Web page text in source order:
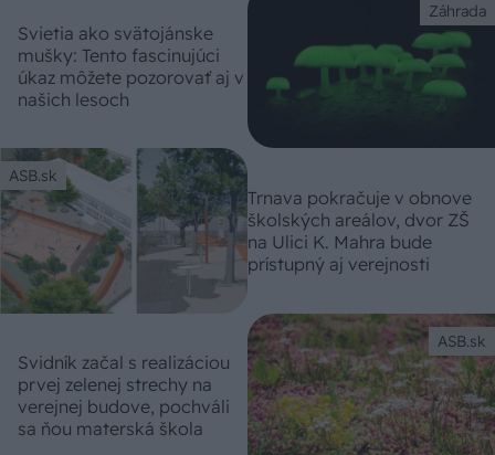
Záhrada
Svietia ako svätojánske
mušky: Tento fascinujúci
úkaz môžete pozorovať aj v
našich lesoch
ASB.sk
Trnava pokračuje v obnove
školských areálov, dvor ZŠ
na Ulici K. Mahra bude
prístupný aj verejnosti
ASB.sk
Svidník začal s realizáciou
prvej zelenej strechy na
verejnej budove, pochváli
sa ňou materská škola